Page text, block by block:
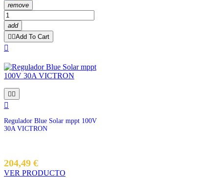
remove
add
Add To Cart



Regulador Blue Solar mppt 100V
30A VICTRON
204,49 €
VER PRODUCTO